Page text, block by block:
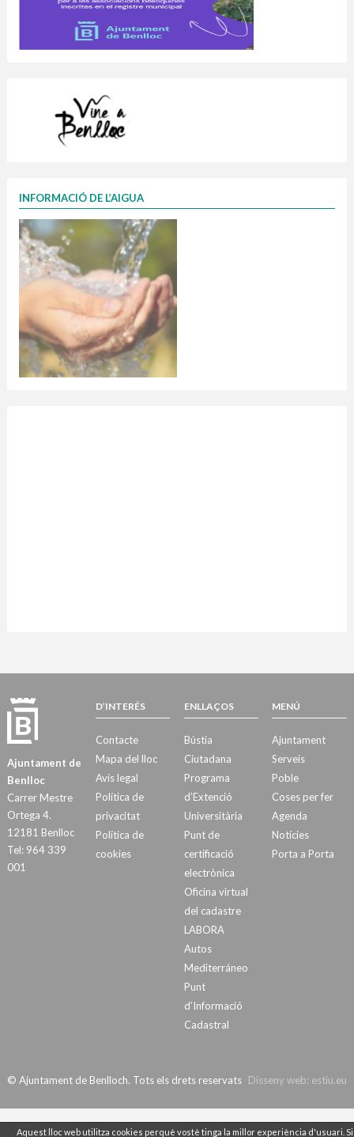
INFORMACIÓ DE L’AIGUA
Ajuntament de
Benlloc
Carrer Mestre
Ortega 4.
12181 Benlloc
Tel: 964 339
001
D’INTERÉS
Contacte
Mapa del lloc
Avís legal
Política de
privacitat
Política de
cookies
ENLLAÇOS
Bústia
Ciutadana
Programa
d’Extenció
Universitària
Punt de
certificació
electrònica
Oficina virtual
del cadastre
LABORA
Autos
Mediterráneo
Punt
d’Informació
Cadastral
MENÚ
Ajuntament
Serveis
Poble
Coses per fer
Agenda
Notícies
Porta a Porta
Disseny web: estiu.eu
© Ajuntament de Benlloch. Tots els drets reservats
Aquest lloc web utilitza cookies perquè vostè tinga la millor experiència d'usuari. Si